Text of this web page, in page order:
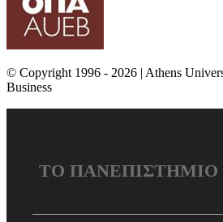
© Copyright 1996 - 2026 | Athens
Business
ΤΟ ΠΑΝΕΠΙΣΤΗΜΙΟ